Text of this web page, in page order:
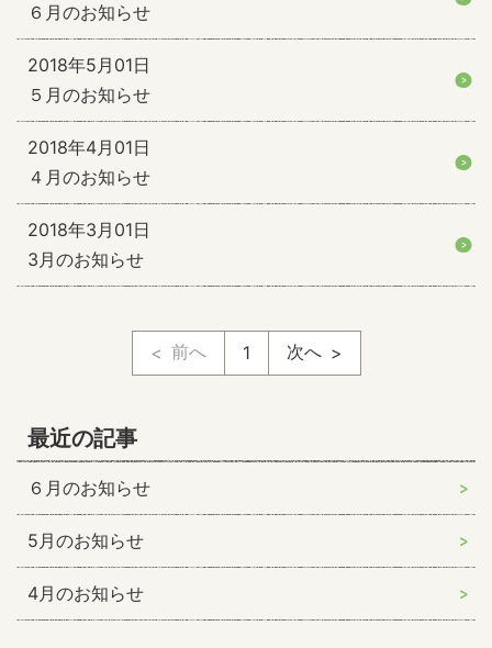
６月のお知らせ
2018年5月01日
５月のお知らせ
2018年4月01日
４月のお知らせ
2018年3月01日
3月のお知らせ
前へ 1 次へ
最近の記事
６月のお知らせ
5月のお知らせ
4月のお知らせ